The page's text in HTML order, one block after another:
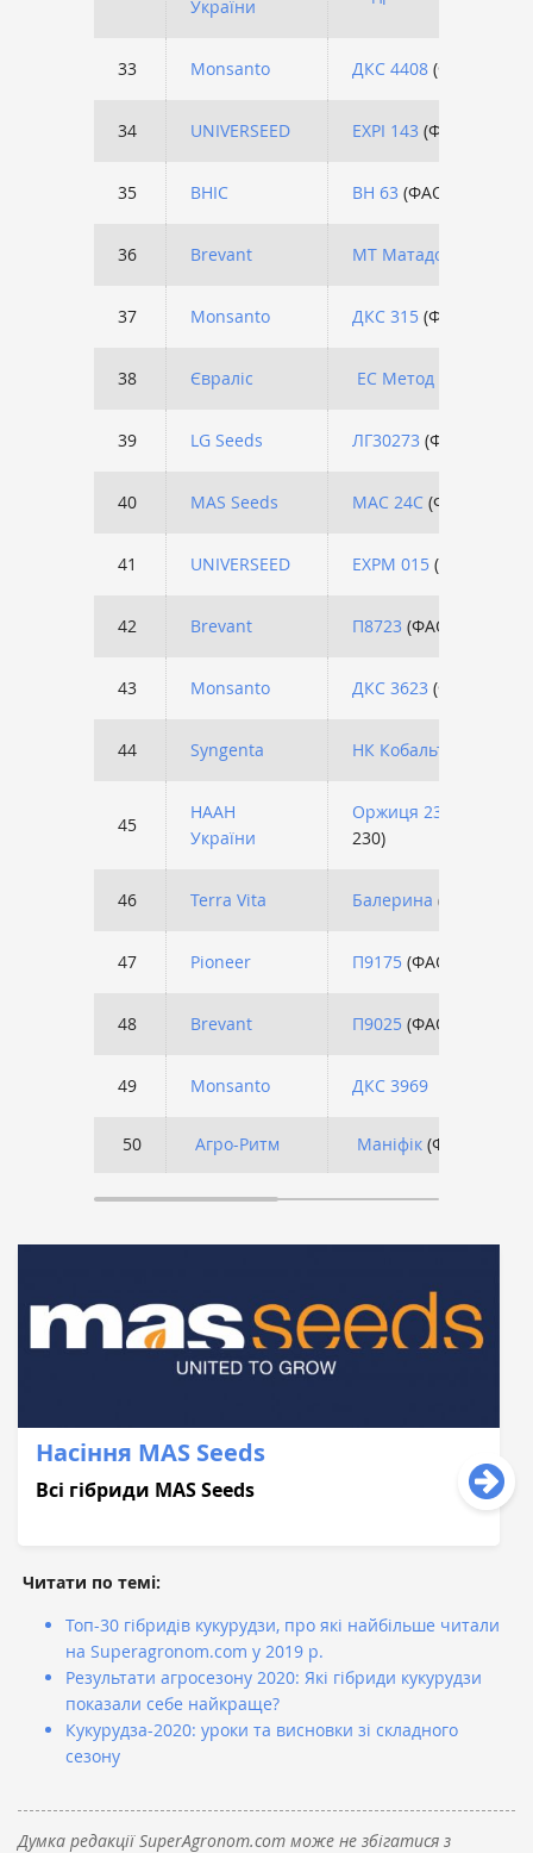
України
33 Monsanto ДКС 4408 (ФАО 340)
34 UNIVERSEED EXPI 143 (ФАО 320)
35 ВНІС ВН 63 (ФАО 280)
36 Brevant МТ Матадо
37 Monsanto ДКС 315 (ФАО 310)
38 Євраліс ЕС Метод
39 LG Seeds ЛГ30273 (ФАО 260)
40 МAS Seeds МАС 24С (ФАО 280)
41 UNIVERSEED EXPM 015 (ФАО 260)
42 Brevant П8723 (ФАО 280)
43 Monsanto ДКС 3623 (ФАО 290)
44 Syngenta НК Кобальт
45
НААН
України
Оржиця 237 МВ
230)
46 Terra Vita Балерина (ФАО 280)
47 Pioneer П9175 (ФАО 330)
48 Brevant П9025 (ФАО 330)
49 Monsanto ДКС 3969
50 Агро-Ритм Маніфік (ФАО 350)
Насіння MAS Seeds
Всі гібриди MAS Seeds
Читати по темі:
Топ-30 гібридів кукурудзи, про які найбільше читали
на Superagronom.com у 2019 р.
Результати агросезону 2020: Які гібриди кукурудзи
показали себе найкраще?
Кукурудза-2020: уроки та висновки зі складного
сезону
Думка редакції SuperAgronom.com може не збігатися з